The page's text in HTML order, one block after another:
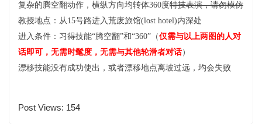
复杂的腾空翻动作，横纵方向均转体360度特技表演，请勿模仿
教授地点：从15号路进入荒废旅馆(lost hotel)内深处
进入条件：习得技能“腾空翻”和“360”（仅需与以上两图的人对
话即可，无需时髦度，无需与其他轮滑者对话）
漂移技能没有成功使出，或者漂移地点离坡过远，均会失败
Post Views: 154